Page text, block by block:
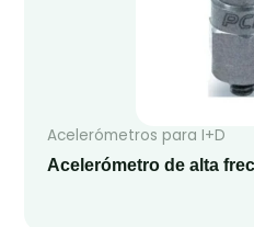
Acelerómetros para I+D
Acelerómetro de alta